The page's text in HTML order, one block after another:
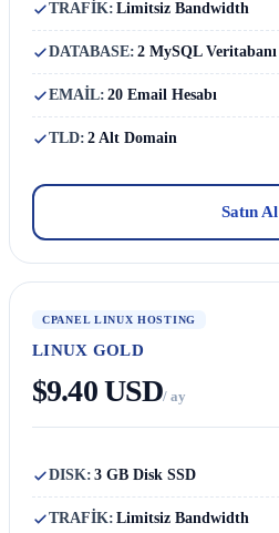
TRAFİK: Limitsiz Bandwidth
DATABASE: 2 MySQL Veritabanı
EMAİL: 20 Email Hesabı
TLD: 2 Alt Domain
Satın Al
CPANEL LINUX HOSTING
LINUX GOLD
$9.40 USD/ ay
DISK: 3 GB Disk SSD
TRAFİK: Limitsiz Bandwidth